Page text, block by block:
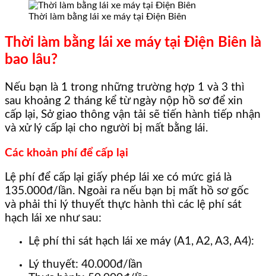
Thời làm bằng lái xe máy tại Điện Biên
Thời làm bằng lái xe máy tại Điện Biên là
bao lâu?
Nếu bạn là 1 trong những trường hợp 1 và 3 thì
sau khoảng 2 tháng kể từ ngày nộp hồ sơ để xin
cấp lại, Sở giao thông vận tải sẽ tiến hành tiếp nhận
và xử lý cấp lại cho người bị mất bằng lái.
Các khoản phí để cấp lại
Lệ phí để cấp lại giấy phép lái xe có mức giá là
135.000đ/lần. Ngoài ra nếu bạn bị mất hồ sơ gốc
và phải thi lý thuyết thực hành thì các lệ phí sát
hạch lái xe như sau:
Lệ phí thi sát hạch lái xe máy (A1, A2, A3, A4):
Lý thuyết: 40.000đ/lần